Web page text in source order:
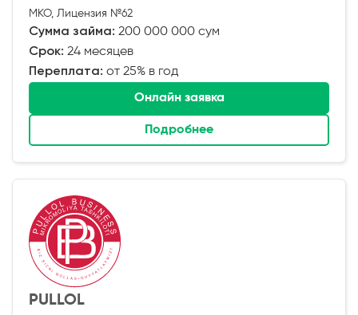
МКО, Лицензия №62
Сумма займа: 200 000 000 сум
Срок: 24 месяцев
Переплата: от 25% в год
Онлайн заявка
Подробнее
PULLOL